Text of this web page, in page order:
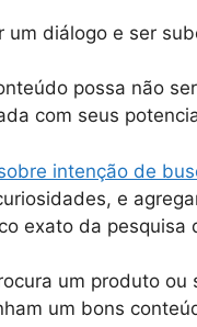
um diálogo e ser
possa não
com seus
intenção de
e
exato da pesquisa
um produto
um bons